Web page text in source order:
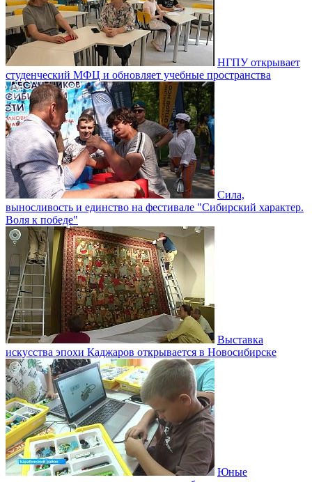
НГПУ открывает
студенческий МФЦ и обновляет учебные пространства
Сила,
выносливость и единство на фестивале "Сибирский характер.
Воля к победе"
Выставка
искусства эпохи Каджаров открывается в Новосибирске
Юные